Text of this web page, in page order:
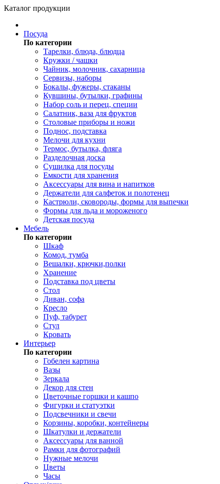
Каталог продукции
Посуда
По категории
Тарелки, блюда, блюдца
Кружки / чашки
Чайник, молочник, сахарница
Сервизы, наборы
Бокалы, фужеры, стаканы
Кувшины, бутылки, графины
Набор соль и перец, специи
Салатник, ваза для фруктов
Столовые приборы и ножи
Поднос, подставка
Мелочи для кухни
Термос, бутылка, фляга
Разделочная доска
Сушилка для посуды
Емкости для хранения
Аксессуары для вина и напитков
Держатели для салфеток и полотенец
Кастрюли, сковороды, формы для выпечки
Формы для льда и мороженого
Детская посуда
Мебель
По категории
Шкаф
Комод, тумба
Вешалки, крючки,полки
Хранение
Подставка под цветы
Стол
Диван, софа
Кресло
Пуф, табурет
Стул
Кровать
Интерьер
По категории
Гобелен картина
Вазы
Зеркала
Декор для стен
Цветочные горшки и кашпо
Фигурки и статуэтки
Подсвечники и свечи
Корзины, коробки, контейнеры
Шкатулки и держатели
Аксессуары для ванной
Рамки для фотографий
Нужные мелочи
Цветы
Часы